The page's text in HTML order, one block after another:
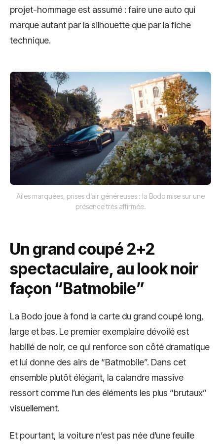
projet-hommage est assumé : faire une auto qui
marque autant par la silhouette que par la fiche
technique.
Ailes marquées, prises d’air généreuses : la Bodo mise sur une
présence très affirmée.
Un grand coupé 2+2
spectaculaire, au look noir
façon “Batmobile”
La Bodo joue à fond la carte du grand coupé long,
large et bas. Le premier exemplaire dévoilé est
habillé de noir, ce qui renforce son côté dramatique
et lui donne des airs de “Batmobile”. Dans cet
ensemble plutôt élégant, la calandre massive
ressort comme l’un des éléments les plus “brutaux”
visuellement.
Et pourtant, la voiture n’est pas née d’une feuille